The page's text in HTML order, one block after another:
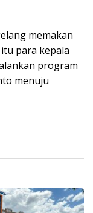
memakan
para kepala
program
menuju